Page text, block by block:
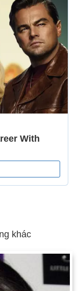
bom khinh khí đầu
phổ biến vũ
trong lịch sử
lãnh đạo trung
bắc, rời Boston cho
đủ màu, đủ độ dài
sinh ra ở Ontario,
Nhiều người
thay đổi thành
công 19 tuổi đến
mình xuống
và bị kết án bốn
khác